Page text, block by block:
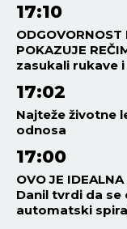
17:10
ODGOVORNOST
POKAZUJE
zasukali rukave i
17:02
Najteže životne
odnosa
17:00
OVO JE
Danil tvrdi da
automatski